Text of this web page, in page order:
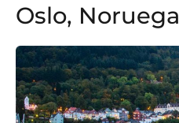
Oslo, Noruega